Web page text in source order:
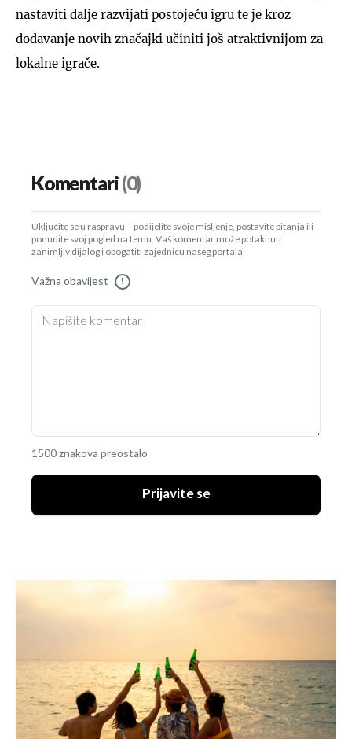
nastaviti dalje razvijati postojeću igru te je kroz
dodavanje novih značajki učiniti još atraktivnijom za
lokalne igrače.
Komentari(0)
Uključite se u raspravu – podijelite svoje mišljenje, postavite pitanja ili
ponudite svoj pogled na temu. Vaš komentar može potaknuti
zanimljiv dijalog i obogatiti zajednicu našeg portala.
Važna obavijest !
1500 znakova preostalo
Prijavite se